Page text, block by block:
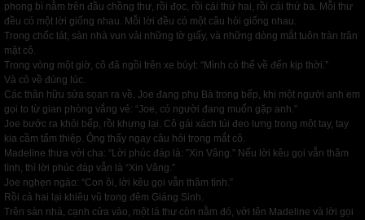
phong bì nằm trên đầu chồng thư, rồi đọc, rồi cái thứ hai, rồi cái thứ ba. Mỗi thư
đều có một lời giống nhau. Mỗi lời đều có một câu hỏi giống nhau.
Trong chốc lát, sàn nhà vun vải những tờ giấy, và những dòng mắt tuôn tràn trân
mặt cô.
Trong vòng một giờ, cô đã ngồi trên xe búyt: “Mình có thể về đến kịp thời.”
Và cô về đúng lúc.
Các thân hữu sửa sọan ra về. Joe đang phụ Bà trong bếp, khi một người anh em
gọi to từ gian phòng vắng vẻ: “Joe, có người đang muốn gặp anh.”
Joe bước ra khỏi bếp, rồi khựng lại. Cô gái xách túi đeo lưng trong một tay, tay
kia cầm tấm thiệp. Ông thấy ngay câu hỏi trong mắt cô.
Madeline thưa với cha: “Lời phúc đáp là: ”Xin Vâng.” Nếu lời kêu gọi vẫn thâm
tình, thì lời phúc đáp vẫn là “Xin Vâng.”
Joe nghẹn ngào: “Con ôi, lời kêu gọi vẫn thâm tình.”
Rồi cả hai lại khiêu vũ trong đêm Giáng Sinh.
Trên sàn nhà, cạnh cửa vào, một lá thư còn nằm đó, với tên Madeline và lời gọi